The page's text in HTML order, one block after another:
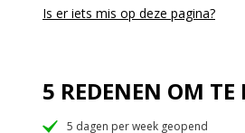
Is er iets mis op deze pagina?
5 REDENEN OM TE
5 dagen per week geopend